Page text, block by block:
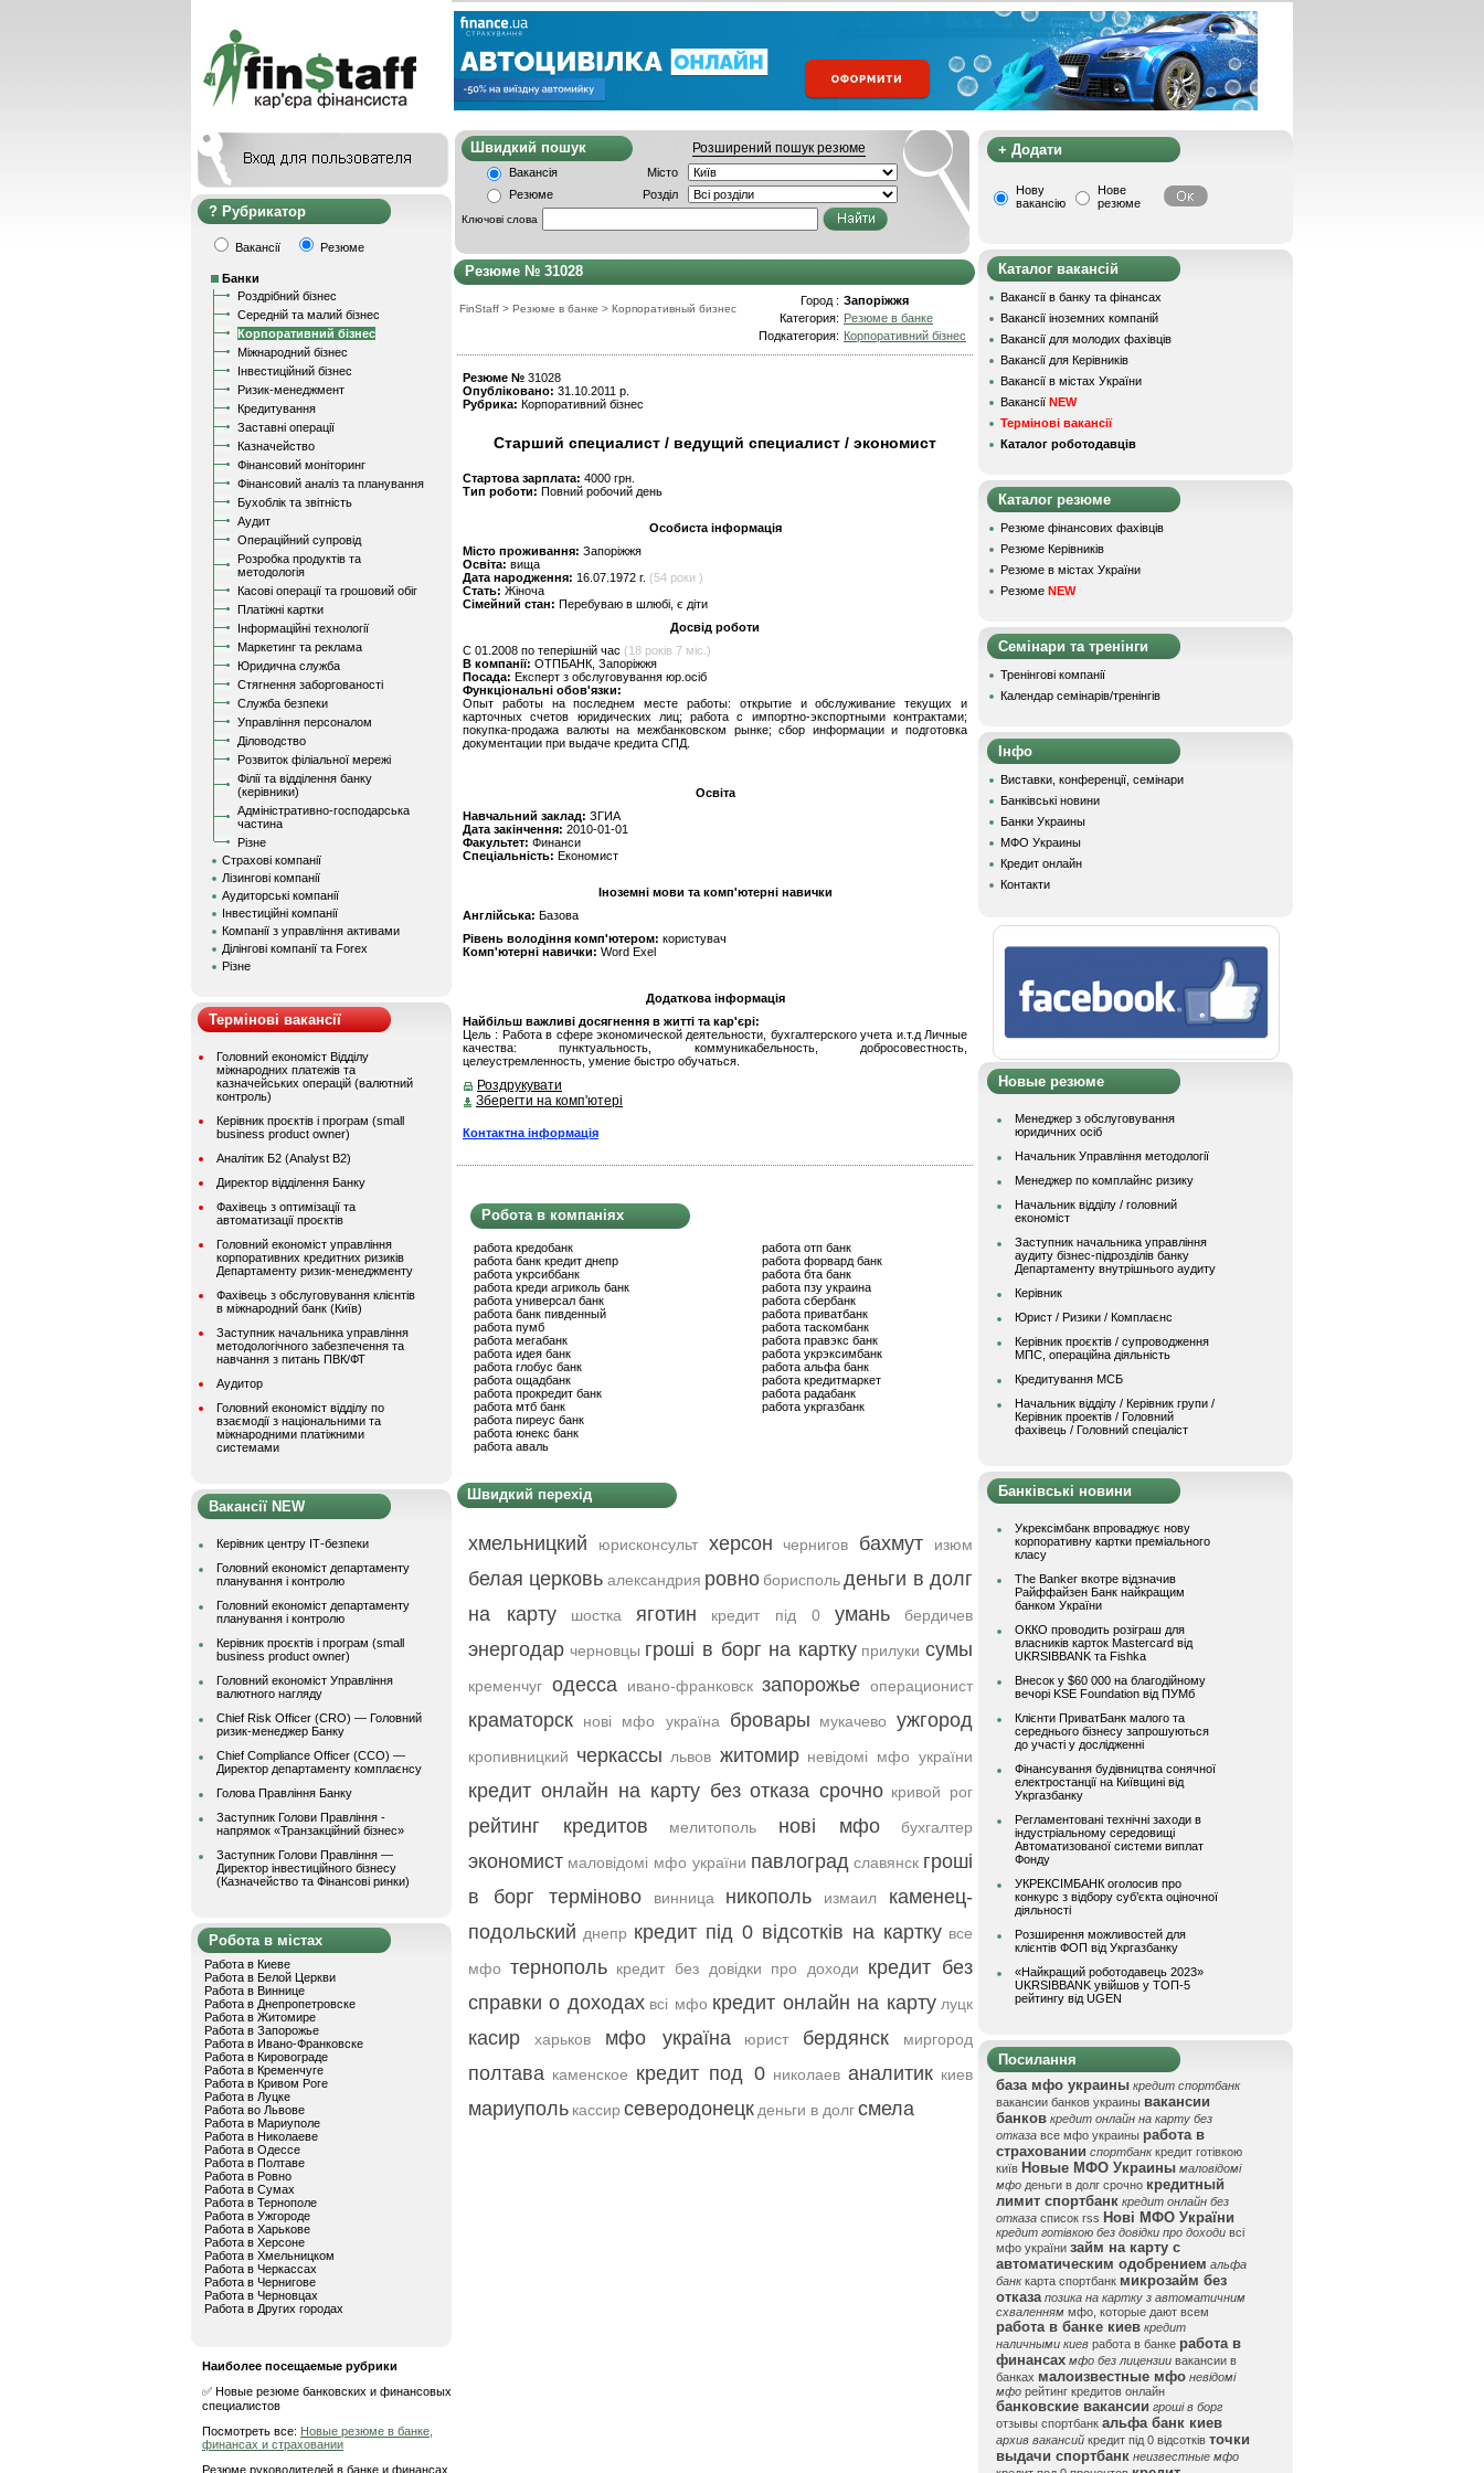
Рубрикатор
Вакансії Резюме
Банки
Роздрібний бізнес
Середній та малий бізнес
Корпоративний бізнес
Міжнародний бізнес
Інвестиційний бізнес
Ризик-менеджмент
Кредитування
Заставні операції
Казначейство
Фінансовий моніторинг
Фінансовий аналіз та планування
Бухоблік та звітність
Аудит
Операційний супровід
Розробка продуктів та
методологія
Касові операції та грошовий обіг
Платіжні картки
Інформаційні технології
Маркетинг та реклама
Юридична служба
Стягнення заборгованості
Служба безпеки
Управління персоналом
Діловодство
Розвиток філіальної мережі
Філії та відділення банку
(керівники)
Адміністративно-господарська
частина
Різне
Страхові компанії
Лізингові компанії
Аудиторські компанії
Інвестиційні компанії
Компанії з управління активами
Ділінгові компанії та Forex
Різне
Термінові вакансії
Головний економіст Відділу
міжнародних платежів та
казначейських операцій (валютний
контроль)
Керівник проєктів і програм (small
business product owner)
Аналітик Б2 (Analyst B2)
Директор відділення Банку
Фахівець з оптимізації та
автоматизації проєктів
Головний економіст управління
корпоративних кредитних ризиків
Департаменту ризик-менеджменту
Фахівець з обслуговування клієнтів
в міжнародний банк (Київ)
Заступник начальника управління
методологічного забезпечення та
навчання з питань ПВК/ФТ
Аудитор
Головний економіст відділу по
взаємодії з національними та
міжнародними платіжними
системами
Вакансії NEW
Керівник центру ІТ-безпеки
Головний економіст департаменту
планування і контролю
Головний економіст департаменту
планування і контролю
Керівник проєктів і програм (small
business product owner)
Головний економіст Управління
валютного нагляду
Chief Risk Officer (CRO) — Головний
ризик-менеджер Банку
Chief Compliance Officer (CCO) —
Директор департаменту комплаєнсу
Голова Правління Банку
Заступник Голови Правління -
напрямок «Транзакційний бізнес»
Заступник Голови Правління —
Директор інвестиційного бізнесу
(Казначейство та Фінансові ринки)
Робота в містах
Работа в Киеве
Работа в Белой Церкви
Работа в Виннице
Работа в Днепропетровске
Работа в Житомире
Работа в Запорожье
Работа в Ивано-Франковске
Работа в Кировограде
Работа в Кременчуге
Работа в Кривом Роге
Работа в Луцке
Работа во Львове
Работа в Мариуполе
Работа в Николаеве
Работа в Одессе
Работа в Полтаве
Работа в Ровно
Работа в Сумах
Работа в Тернополе
Работа в Ужгороде
Работа в Харькове
Работа в Херсоне
Работа в Хмельницком
Работа в Черкассах
Работа в Чернигове
Работа в Черновцах
Работа в Других городах
Наиболее посещаемые рубрики
✅ Новые резюме банковских и финансовых
специалистов
Посмотреть все: Новые резюме в банке,
финансах и страховании
Резюме руководителей в банке и финансах
Швидкий пошук Розширений пошук резюме
Вакансія
Місто
Резюме
Розділ
Ключові слова
Резюме № 31028
FinStaff > Резюме в банке > Корпоративный бизнес
Город : Запоріжжя
Категория: Резюме в банке
Подкатегория: Корпоративний бізнес
Резюме № 31028
Опубліковано: 31.10.2011 р.
Рубрика: Корпоративний бізнес
Старший специалист / ведущий специалист / экономист
Стартова зарплата: 4000 грн.
Тип роботи: Повний робочий день
Особиста інформація
Місто проживання: Запоріжжя
Освіта: вища
Дата народження: 16.07.1972 г. (54 роки )
Стать: Жіноча
Сімейний стан: Перебуваю в шлюбі, є діти
Досвід роботи
C 01.2008 по теперішній час (18 років 7 міс.)
В компанії: ОТПБАНК, Запоріжжя
Посада: Експерт з обслуговування юр.осіб
Функціональні обов'язки:
Опыт работы на последнем месте работы: открытие и обслуживание текущих и
карточных счетов юридических лиц; работа с импортно-экспортными контрактами;
покупка-продажа валюты на межбанковском рынке; сбор информации и подготовка
документации при выдаче кредита СПД.
Освіта
Навчальний заклад: ЗГИА
Дата закінчення: 2010-01-01
Факультет: Финанси
Спеціальність: Економист
Іноземні мови та комп'ютерні навички
Англійська: Базова
Рівень володіння комп'ютером: користувач
Комп'ютерні навички: Word Exel
Додаткова інформація
Найбільш важливі досягнення в житті та кар'єрі:
Цель : Работа в сфере экономической деятельности, бухгалтерского учета и.т.д Личные
качества: пунктуальность, коммуникабельность, добросовестность,
целеустремленность, умение быстро обучаться.
Роздрукувати
Зберегти на комп'ютері
Контактна інформація
Робота в компаніях
работа кредобанк
работа банк кредит днепр
работа укрсиббанк
работа креди агриколь банк
работа универсал банк
работа банк пивденный
работа пумб
работа мегабанк
работа идея банк
работа глобус банк
работа ощадбанк
работа прокредит банк
работа мтб банк
работа пиреус банк
работа юнекс банк
работа аваль
работа отп банк
работа форвард банк
работа бта банк
работа пзу украина
работа сбербанк
работа приватбанк
работа таскомбанк
работа правэкс банк
работа укрэксимбанк
работа альфа банк
работа кредитмаркет
работа радабанк
работа укргазбанк
Швидкий перехід
хмельницкий юрисконсульт херсон чернигов бахмут изюм
белая церковь александрия ровно борисполь деньги в долг
на карту
шостка яготин кредит під 0 умань бердичев
энергодар черновцы гроші в борг на картку прилуки сумы
кременчуг одесса ивано-франковск запорожье операционист
краматорск нові мфо україна бровары мукачево ужгород
кропивницкий черкассы львов житомир невідомі мфо україни
кредит онлайн на карту без отказа срочно кривой рог
рейтинг кредитов мелитополь нові мфо бухгалтер
экономист маловідомі мфо україни павлоград славянск гроші
в борг терміново
винница никополь измаил
каменец-
подольский днепр кредит під 0 відсотків на картку все
мфо тернополь кредит без довідки про доходи
кредит без
справки о доходах всі мфо кредит онлайн на карту луцк
касир харьков мфо україна юрист бердянск миргород
полтава каменское кредит под 0 николаев аналитик киев
мариуполь кассир северодонецк деньги в долгсмела
+ Додати
Нову
вакансію
Нове
резюме
Каталог вакансій
Вакансії в банку та фінансах
Вакансії іноземних компаній
Вакансії для молодих фахівців
Вакансії для Керівників
Вакансії в містах України
Вакансії NEW
Термінові вакансії
Каталог роботодавців
Каталог резюме
Резюме фінансових фахівців
Резюме Керівників
Резюме в містах України
Резюме NEW
Семінари та тренінги
Тренінгові компанії
Календар семінарів/тренінгів
Інфо
Виставки, конференції, семінари
Банківські новини
Банки Украины
МФО Украины
Кредит онлайн
Контакти
Новые резюме
Менеджер з обслуговування
юридичних осіб
Начальник Управління методології
Менеджер по комплайнс ризику
Начальник відділу / головний
економіст
Заступник начальника управління
аудиту бізнес-підрозділів банку
Департаменту внутрішнього аудиту
Керівник
Юрист / Ризики / Комплаєнс
Керівник проєктів / супроводження
МПС, операційна діяльність
Кредитування МСБ
Начальник вiддiлу / Керівник групи /
Керівник проектів / Головний
фахівець / Головний спеціаліст
Банківські новини
Укрексімбанк впроваджує нову
корпоративну картки преміального
класу
The Banker вкотре відзначив
Райффайзен Банк найкращим
банком України
ОККО проводить розіграш для
власників карток Mastercard від
UKRSIBBANK та Fishka
Внесок у $60 000 на благодійному
вечорі KSE Foundation від ПУМб
Клієнти ПриватБанк малого та
середнього бізнесу запрошуються
до участі у дослідженні
Фінансування будівництва сонячної
електростанції на Київщині від
Укргазбанку
Регламентовані технічні заходи в
індустріальному середовищі
Автоматизованої системи виплат
Фонду
УКРЕКСІМБАНК оголосив про
конкурс з відбору суб’єкта оціночної
діяльності
Розширення можливостей для
клієнтів ФОП від Укргазбанку
«Найкращий роботодавець 2023»
UKRSIBBANK увійшов у ТОП-5
рейтингу від UGEN
Посилання
база мфо украины кредит спортбанк
вакансии банков украины вакансии
банков кредит онлайн на карту без
отказа все мфо украины работа в
страховании спортбанк кредит готівкою
київ Новые МФО Украины маловідомі
мфо деньги в долг срочно кредитный
лимит спортбанк кредит онлайн без
отказа список rss Нові МФО України
кредит готівкою без довідки про доходи всі
мфо україни займ на карту с
автоматическим одобрением альфа
банк карта спортбанк микрозайм без
отказа позика на картку з автоматичним
схваленням мфо, которые дают всем
работа в банке киев кредит
наличными киев работа в банке работа в
финансах мфо без лицензии вакансии в
банках малоизвестные мфо невідомі
мфо рейтинг кредитов онлайн
банковские вакансии гроші в борг
отзывы спортбанк альфа банк киев
архив вакансий кредит під 0 відсотків точки
выдачи спортбанк неизвестные мфо